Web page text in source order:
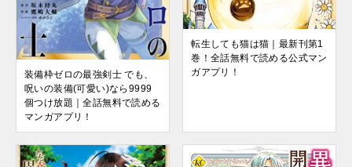
装備枠ゼロの最強剣士 でも、
呪いの装備(可愛い)なら9999
個つけ放題｜全話無料で読める
マンガアプリ！
転生しても猫は猫｜最新刊第1
巻！全話無料で読める公式マン
ガアプリ！